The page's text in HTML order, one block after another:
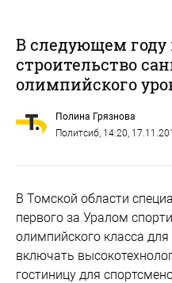
В следующем году
строительство
олимпийского
Полина Грязнова
Политсиб, 14:20,
В Томской области
первого за Уралом
олимпийского класса
включать
гостиницу для